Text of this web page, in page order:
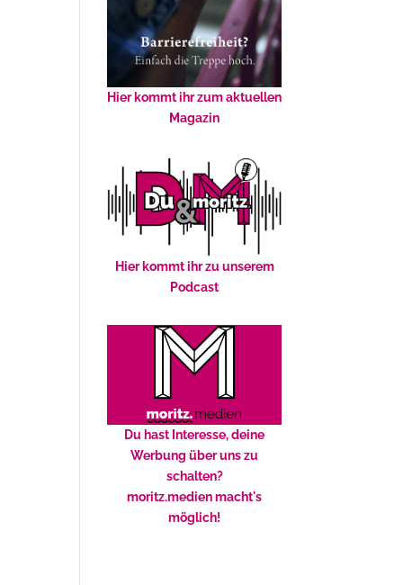
Hier kommt ihr zum aktuellen
Magazin
Hier kommt ihr zu unserem
Podcast
Du hast Interesse, deine
Werbung über uns zu
schalten?
moritz.medien macht's
möglich!